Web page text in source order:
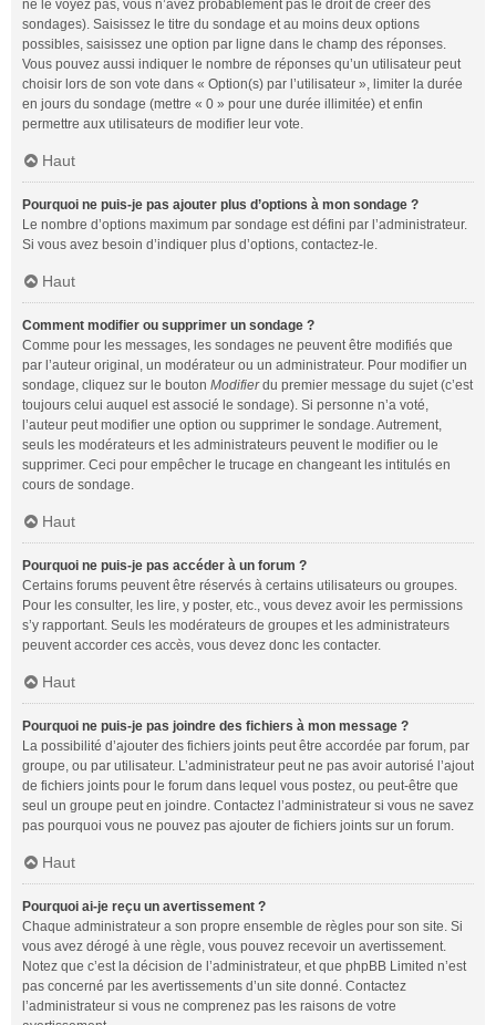
ne le voyez pas, vous n’avez probablement pas le droit de créer des
sondages). Saisissez le titre du sondage et au moins deux options
possibles, saisissez une option par ligne dans le champ des réponses.
Vous pouvez aussi indiquer le nombre de réponses qu’un utilisateur peut
choisir lors de son vote dans « Option(s) par l’utilisateur », limiter la durée
en jours du sondage (mettre « 0 » pour une durée illimitée) et enfin
permettre aux utilisateurs de modifier leur vote.
Haut
Pourquoi ne puis-je pas ajouter plus d’options à mon sondage ?
Le nombre d’options maximum par sondage est défini par l’administrateur.
Si vous avez besoin d’indiquer plus d’options, contactez-le.
Haut
Comment modifier ou supprimer un sondage ?
Comme pour les messages, les sondages ne peuvent être modifiés que
par l’auteur original, un modérateur ou un administrateur. Pour modifier un
sondage, cliquez sur le bouton Modifierdu premier message du sujet (c’est
toujours celui auquel est associé le sondage). Si personne n’a voté,
l’auteur peut modifier une option ou supprimer le sondage. Autrement,
seuls les modérateurs et les administrateurs peuvent le modifier ou le
supprimer. Ceci pour empêcher le trucage en changeant les intitulés en
cours de sondage.
Haut
Pourquoi ne puis-je pas accéder à un forum ?
Certains forums peuvent être réservés à certains utilisateurs ou groupes.
Pour les consulter, les lire, y poster, etc., vous devez avoir les permissions
s’y rapportant. Seuls les modérateurs de groupes et les administrateurs
peuvent accorder ces accès, vous devez donc les contacter.
Haut
Pourquoi ne puis-je pas joindre des fichiers à mon message ?
La possibilité d’ajouter des fichiers joints peut être accordée par forum, par
groupe, ou par utilisateur. L’administrateur peut ne pas avoir autorisé l’ajout
de fichiers joints pour le forum dans lequel vous postez, ou peut-être que
seul un groupe peut en joindre. Contactez l’administrateur si vous ne savez
pas pourquoi vous ne pouvez pas ajouter de fichiers joints sur un forum.
Haut
Pourquoi ai-je reçu un avertissement ?
Chaque administrateur a son propre ensemble de règles pour son site. Si
vous avez dérogé à une règle, vous pouvez recevoir un avertissement.
Notez que c’est la décision de l’administrateur, et que phpBB Limited n’est
pas concerné par les avertissements d’un site donné. Contactez
l’administrateur si vous ne comprenez pas les raisons de votre